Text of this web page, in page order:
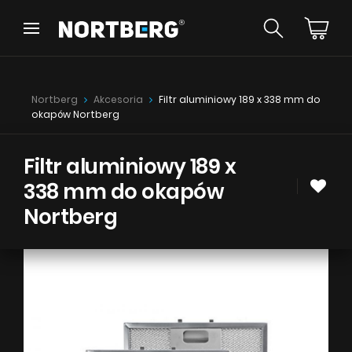
Wróć
Okapy Wyspowe
Okapy Kominowe
Okapy Rustykalne
Okapy Sufitowe
Okapy Tuby
Okapy przyścienne
Okapy do zabudowy
Okapy Teleskopowe
Wróć
ZOBACZ WSZYSTKIE
Instrukcje
Nortberg Akcesoria
Filtr aluminiowy 189 x 338 mm do
okapów Nortberg
Filtr aluminiowy 189 x
338 mm do okapów
Nortberg